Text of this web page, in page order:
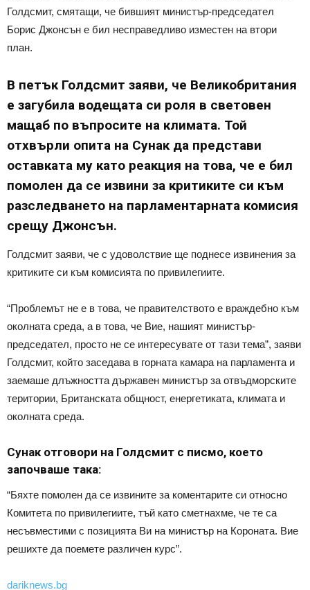
Голдсмит, смятащи, че бившият министър-председател
Борис Джонсън е бил несправедливо изместен на втори
план.
В петък Голдсмит заяви, че Великобритания
е загубила водещата си роля в световен
мащаб по въпросите на климата. Той
отхвърли опита на Сунак да представи
оставката му като реакция на това, че е бил
помолен да се извини за критиките си към
разследването на парламентарната комисия
срещу Джонсън.
Голдсмит заяви, че с удоволствие ще поднесе извинения за
критиките си към комисията по привилегиите.
“Проблемът не е в това, че правителството е враждебно към
околната среда, а в това, че Вие, нашият министър-
председател, просто не се интересувате от тази тема”, заяви
Голдсмит, който заседава в горната камара на парламента и
заемаше длъжността държавен министър за отвъдморските
територии, Британската общност, енергетиката, климата и
околната среда.
Сунак отговори на Голдсмит с писмо, което
започваше така:
“Бяхте помолен да се извините за коментарите си относно
Комитета по привилегиите, тъй като сметнахме, че те са
несъвместими с позицията Ви на министър на Короната. Вие
решихте да поемете различен курс”.
dariknews.bg